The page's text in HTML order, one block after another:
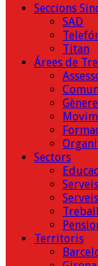
Seccions
SAD
Titan
Árees de
Sectors
Serveis
Territoris